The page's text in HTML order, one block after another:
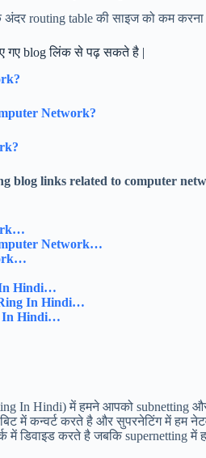
अंदर routing table की साइज को कम करना
गए blog लिंक से पढ़ सकते है |
Network?
blog links related to computer
Network…
In Hindi…
In Hindi…
In Hindi…
In Hindi) में हमने आपको subnetting
में कन्वर्ट करते है और सुपरनेटिंग में हम
में डिवाइड करते है जबकि supernetting में